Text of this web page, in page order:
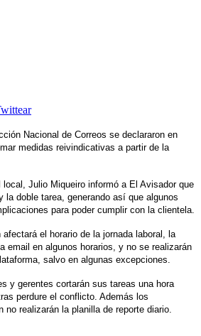
Nacional de Correos se declararon en
medidas reivindicativas a partir de la
Julio Miqueiro informó a El Avisador que
la doble tarea, generando así que algunos
para poder cumplir con la clientela.
afectará el horario de la jornada laboral, la
email en algunos horarios, y no se realizarán
salvo en algunas excepciones.
y gerentes cortarán sus tareas una hora
perdure el conflicto. Además los
realizarán la planilla de reporte diario.